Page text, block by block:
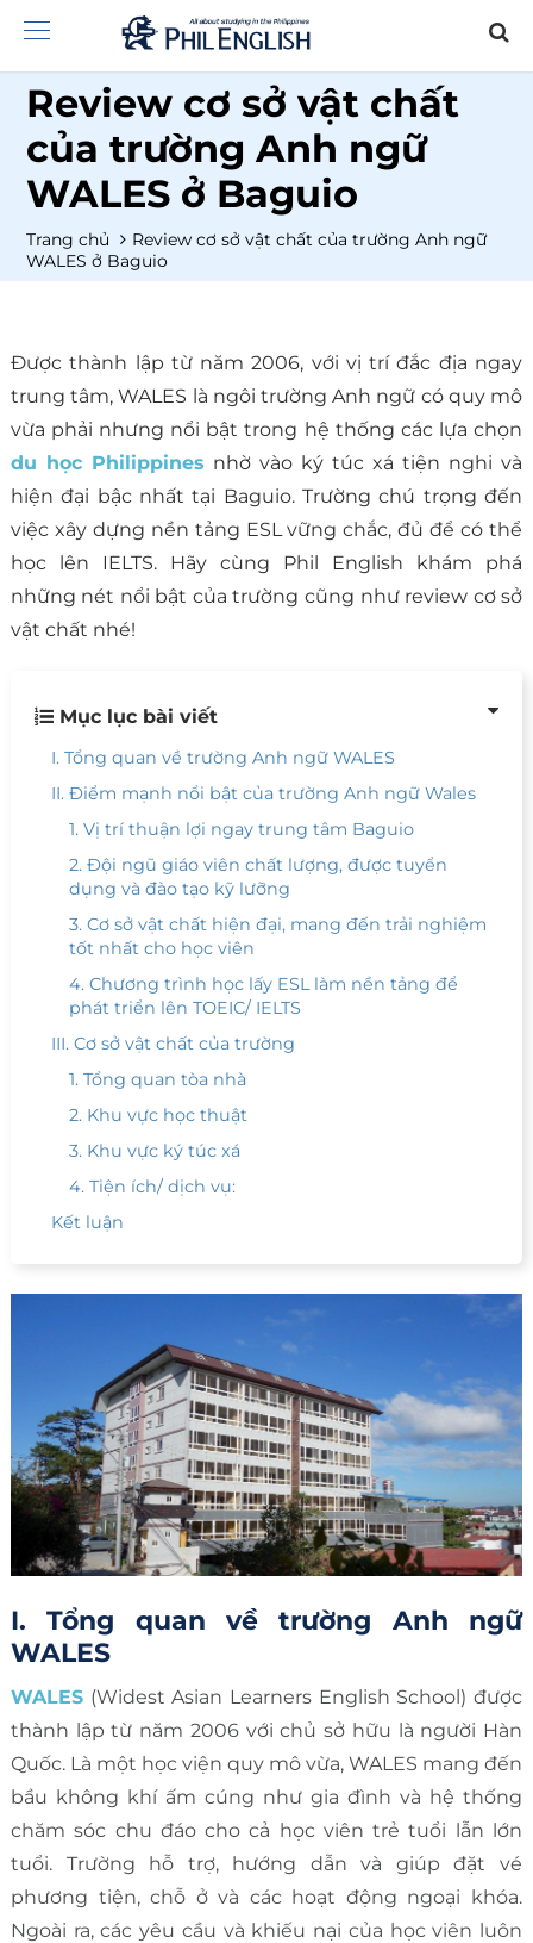
Review cơ sở vật chất
của trường Anh ngữ
WALES ở Baguio
Trang chủ
Review cơ sở vật chất của trường Anh ngữ
WALES ở Baguio
Được thành lập từ năm 2006, với vị trí đắc địa ngay
trung tâm, WALES là ngôi trường Anh ngữ có quy mô
vừa phải nhưng nổi bật trong hệ thống các lựa chọn
du học Philippines nhờ vào ký túc xá tiện nghi và
hiện đại bậc nhất tại Baguio. Trường chú trọng đến
việc xây dựng nền tảng ESL vững chắc, đủ để có thể
học lên IELTS. Hãy cùng Phil English khám phá
những nét nổi bật của trường cũng như review cơ sở
vật chất nhé!
Mục lục bài viết
I. Tổng quan về trường Anh ngữ WALES
II. Điểm mạnh nổi bật của trường Anh ngữ Wales
1. Vị trí thuận lợi ngay trung tâm Baguio
2. Đội ngũ giáo viên chất lượng, được tuyển
dụng và đào tạo kỹ lưỡng
3. Cơ sở vật chất hiện đại, mang đến trải nghiệm
tốt nhất cho học viên
4. Chương trình học lấy ESL làm nền tảng để
phát triển lên TOEIC/ IELTS
III. Cơ sở vật chất của trường
1. Tổng quan tòa nhà
2. Khu vực học thuật
3. Khu vực ký túc xá
4. Tiện ích/ dịch vụ:
Kết luận
I. Tổng quan về trường Anh ngữ
WALES
WALES(Widest Asian Learners English School) được
thành lập từ năm 2006 với chủ sở hữu là người Hàn
Quốc. Là một học viện quy mô vừa, WALES mang đến
bầu không khí ấm cúng như gia đình và hệ thống
chăm sóc chu đáo cho cả học viên trẻ tuổi lẫn lớn
tuổi. Trường hỗ trợ, hướng dẫn và giúp đặt vé
phương tiện, chỗ ở và các hoạt động ngoại khóa.
Ngoài ra, các yêu cầu và khiếu nại của học viên luôn